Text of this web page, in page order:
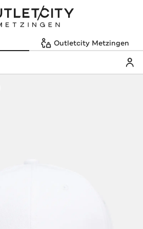
Outletcity Metzingen